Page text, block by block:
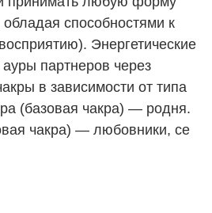
способностями к
Энергетические
партнеров через
в зависимости от типа
(базовая чакра) — родня.
чакра) — любовники, се